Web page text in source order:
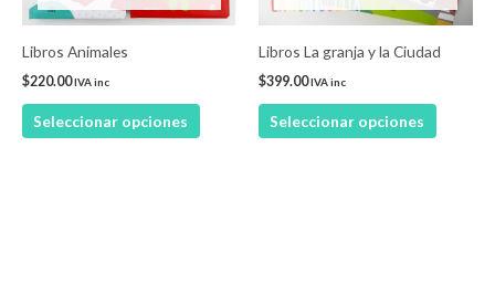
Libros Animales
$220.00IVA inc
Seleccionar opciones
se
en
Libros La granja y la Ciudad
$399.00IVA inc
Seleccionar opciones
se
pueden
en